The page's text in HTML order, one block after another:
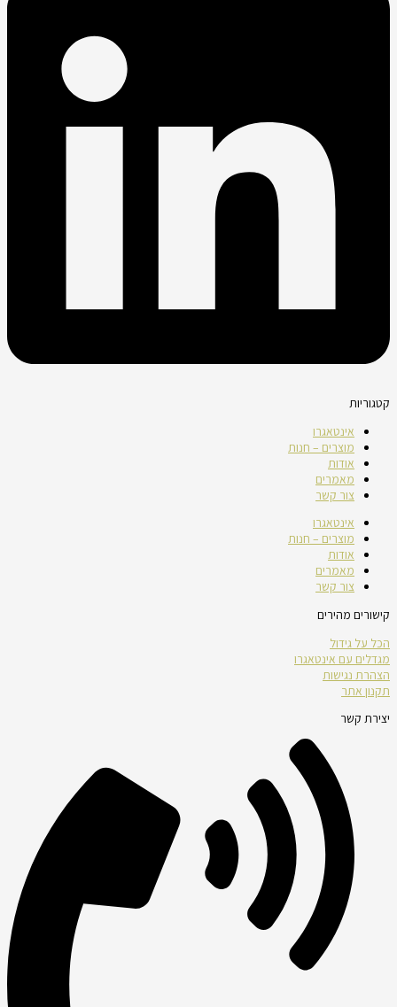
קטגוריות
אינטאגרו
מוצרים – חנות
אודות
מאמרים
צור קשר
אינטאגרו
מוצרים – חנות
אודות
מאמרים
צור קשר
קישורים מהירים
הכל על גידול
מגדלים עם אינטאגרו
הצהרת נגישות
תקנון אתר
יצירת קשר